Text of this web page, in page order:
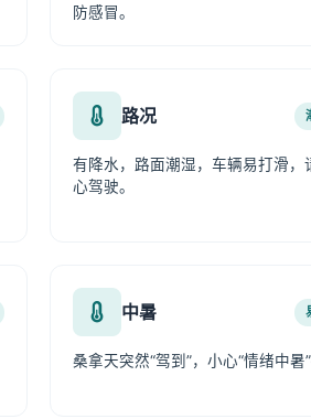
防感冒。
路况
有降水，路面潮湿，车辆易打滑，
心驾驶。
中暑
桑拿天突然“驾到”，小心“情绪中暑